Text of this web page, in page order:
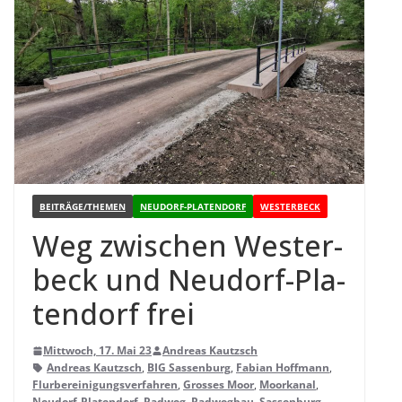
BEITRÄGE/THEMEN NEUDORF-PLATENDORF WESTERBECK
Weg zwi­schen Wes­ter­
beck und Neu­dorf-Pla­
ten­dorf frei
Mittwoch, 17. Mai 23
Andreas Kautzsch
Andreas Kautzsch, BIG Sassenburg, Fabian Hoffmann,
Flurbereinigungsverfahren, Grosses Moor, Moorkanal,